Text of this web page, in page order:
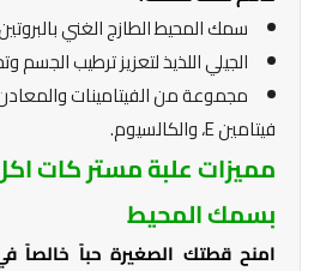
سمك المحيط الطازج الغني
الجيلي اللذيذ لتعزيز ترطيب
فيتامين E، والكالسيوم.
مميزات علبة مستر كات
بسمك المحيط
امنح قطتك الصغيرة حباً